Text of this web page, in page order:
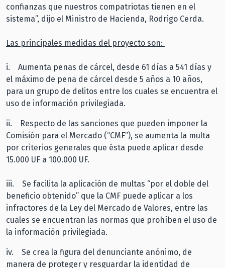
confianzas que nuestros compatriotas tienen en el
sistema”, dijo el Ministro de Hacienda, Rodrigo Cerda.
Las principales medidas del proyecto son:
i. Aumenta penas de cárcel, desde 61 días a 541 días y
el máximo de pena de cárcel desde 5 años a 10 años,
para un grupo de delitos entre los cuales se encuentra el
uso de información privilegiada.
ii. Respecto de las sanciones que pueden imponer la
Comisión para el Mercado (“CMF”), se aumenta la multa
por criterios generales que ésta puede aplicar desde
15.000 UF a 100.000 UF.
iii. Se facilita la aplicación de multas “por el doble del
beneficio obtenido” que la CMF puede aplicar a los
infractores de la Ley del Mercado de Valores, entre las
cuales se encuentran las normas que prohíben el uso de
la información privilegiada.
iv. Se crea la figura del denunciante anónimo, de
manera de proteger y resguardar la identidad de